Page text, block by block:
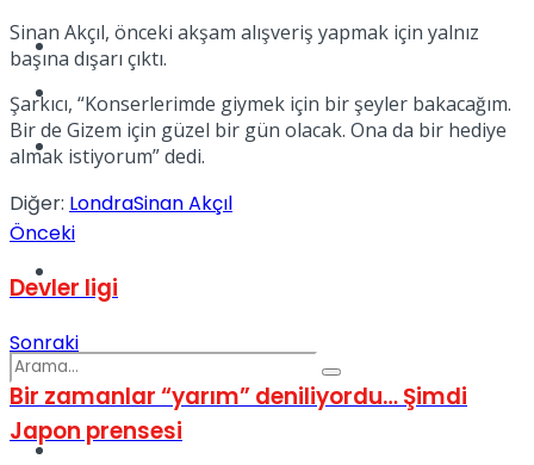
Kadınca
Dünya
Türkiye
Spor
Podcast
Sinan Akçıl, önceki akşam alışveriş yapmak için yalnız
başına dışarı çıktı.
Şarkıcı, “Konserlerimde giymek için bir şeyler bakacağım.
Bir de Gizem için güzel bir gün olacak. Ona da bir hediye
almak istiyorum” dedi.
Diğer: LondraSinan Akçıl
Önceki
Devler ligi
Sonraki
Bir zamanlar “yarım” deniliyordu… Şimdi
Japon prensesi